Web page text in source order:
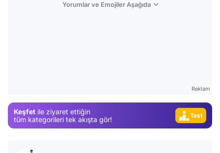
Yorumlar ve Emojiler Aşağıda
Reklam
Keşfet ile ziyaret ettiğin
tüm kategorileri tek akışta gör!
Test